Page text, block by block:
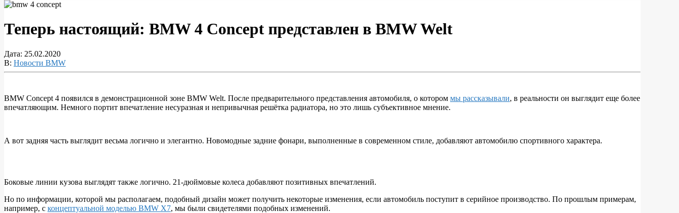
Теперь настоящий: BMW 4 Concept представлен в BMW Welt
Дата: 25.02.2020
В: Новости BMW
Теперь
BMW
представлен
BMW
BMW Concept 4 появился в демонстрационной зоне BMW Welt. После предварительного представления автомобиля, о котором мы рассказывали, в реальности он выглядит еще более
впечатляющим. Немного портит впечатление несуразная и непривычная решётка радиатора, но это лишь субъективное мнение.
А вот задняя часть выглядит весьма логично и элегантно. Новомодные задние фонари, выполненные в современном стиле, добавляют автомобилю спортивного характера.
Боковые линии кузова выглядят также логично. 21-дюймовые колеса добавляют позитивных впечатлений.
Но по информации, которой мы располагаем, подобный дизайн может получить некоторые изменения, если автомобиль поступит в серийное производство. По прошлым примерам,
например, с концептуальной моделью BMW X7, мы были свидетелями подобных изменений.